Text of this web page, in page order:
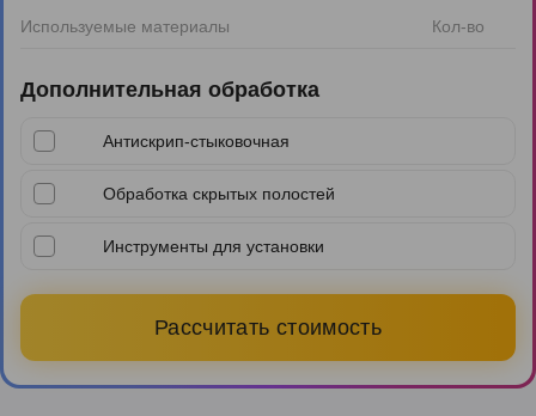
Используемые материалы Кол-во
Дополнительная обработка
Антискрип-стыковочная
Обработка скрытых полостей
Инструменты для установки
Рассчитать стоимость